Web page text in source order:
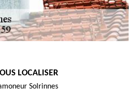
LOCALISER
Solrinnes